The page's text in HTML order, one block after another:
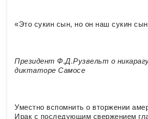
«Это сукин сын, но он наш сукин
Президент Ф.Д.Рузвельт о
диктаторе Самосе
Уместно вспомнить о вторжении
Ирак с последующим свержением